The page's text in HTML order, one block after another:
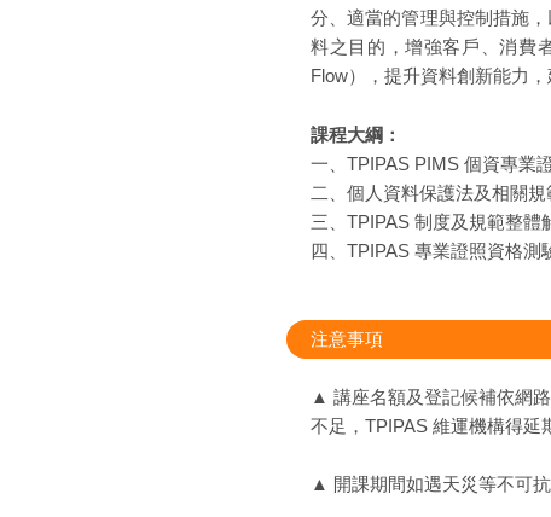
分、適當的管理與控制措施
料之目的，增強客戶、消費
Flow），提升資料創新能力，
課程大綱：
一、TPIPAS PIMS 個資專業
二、個人資料保護法及相關規
三、TPIPAS 制度及規範整體
四、TPIPAS 專業證照資格測
注意事項
▲ 講座名額及登記候補依網
不足，TPIPAS 維運機構得延
▲ 開課期間如遇天災等不可